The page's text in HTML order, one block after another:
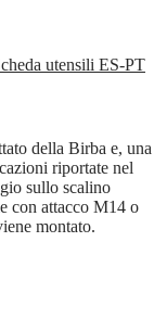
utensili ES-PT
della Birba e, una
riportate nel
sullo scalino
con attacco M14 o
montato.